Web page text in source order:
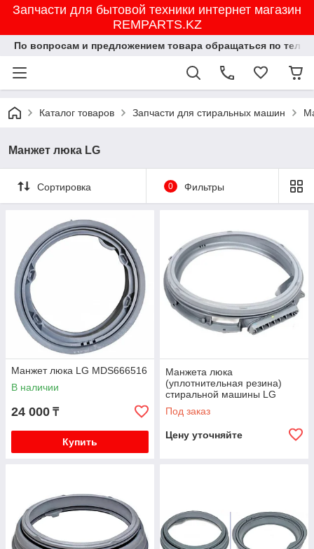
Запчасти для бытовой техники интернет магазин
REMPARTS.KZ
По вопросам и предложением товара обращаться по
Каталог товаров Запчасти для стиральных машин
Манжет люка LG
Сортировка 0 Фильтры
Манжет люка LG MDS666516
В наличии
24 000 ₸
Купить
Манжета люка
(уплотнительная резина)
стиральной машины LG
MDS62012603
Под заказ
Цену уточняйте